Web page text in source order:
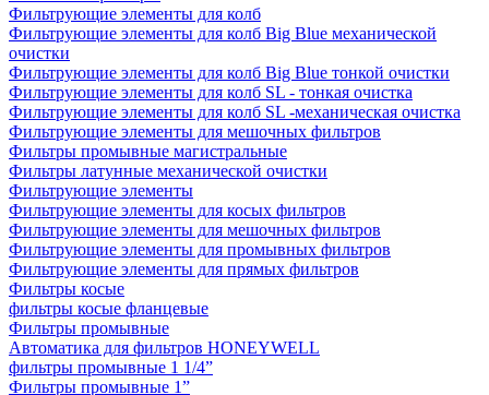
Фильтрующие элементы для колб
Фильтрующие элементы для колб Big Blue механической
очистки
Фильтрующие элементы для колб Big Blue тонкой очистки
Фильтрующие элементы для колб SL - тонкая очистка
Фильтрующие элементы для колб SL -механическая очистка
Фильтрующие элементы для мешочных фильтров
Фильтры промывные магистральные
Фильтры латунные механической очистки
Фильтрующие элементы
Фильтрующие элементы для косых фильтров
Фильтрующие элементы для мешочных фильтров
Фильтрующие элементы для промывных фильтров
Фильтрующие элементы для прямых фильтров
Фильтры косые
фильтры косые фланцевые
Фильтры промывные
Автоматика для фильтров HONEYWELL
фильтры промывные 1 1/4”
Фильтры промывные 1”